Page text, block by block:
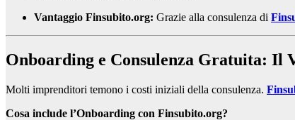
Vantaggio Finsubito.org: Grazie alla consulenza di
Onboarding e Consulenza Gratuita: Il
Molti imprenditori temono i costi iniziali della consulenza.
Cosa include l’Onboarding con Finsubito.org?